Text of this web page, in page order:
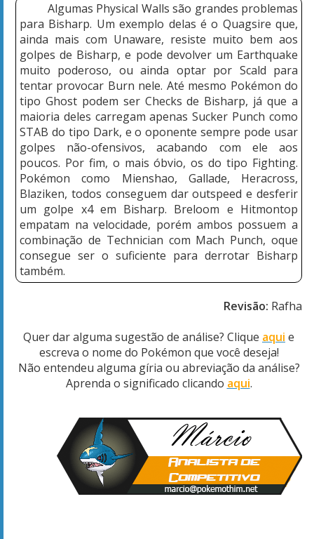
Algumas Physical Walls são grandes problemas
para Bisharp. Um exemplo delas é o Quagsire que,
ainda mais com Unaware, resiste muito bem aos
golpes de Bisharp, e pode devolver um Earthquake
muito poderoso, ou ainda optar por Scald para
tentar provocar Burn nele. Até mesmo Pokémon do
tipo Ghost podem ser Checks de Bisharp, já que a
maioria deles carregam apenas Sucker Punch como
STAB do tipo Dark, e o oponente sempre pode usar
golpes não-ofensivos, acabando com ele aos
poucos. Por fim, o mais óbvio, os do tipo Fighting.
Pokémon como Mienshao, Gallade, Heracross,
Blaziken, todos conseguem dar outspeed e desferir
um golpe x4 em Bisharp. Breloom e Hitmontop
empatam na velocidade, porém ambos possuem a
combinação de Technician com Mach Punch, oque
consegue ser o suficiente para derrotar Bisharp
também.
Revisão: Rafha
Quer dar alguma sugestão de análise? Clique aqui e
escreva o nome do Pokémon que você deseja!
Não entendeu alguma gíria ou abreviação da análise?
Aprenda o significado clicando aqui.